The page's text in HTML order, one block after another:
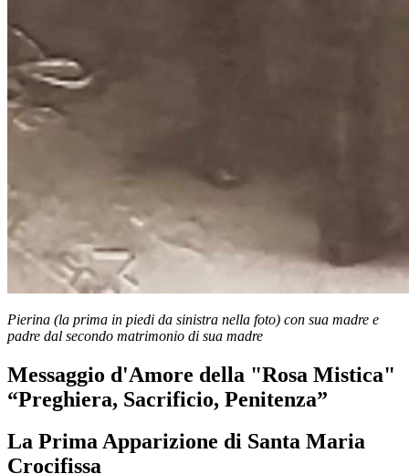
Pierina (la prima in piedi da sinistra nella foto) con sua madre e
padre dal secondo matrimonio di sua madre
Messaggio d'Amore della "Rosa Mistica"
“Preghiera, Sacrificio, Penitenza”
La Prima Apparizione di Santa Maria
Crocifissa